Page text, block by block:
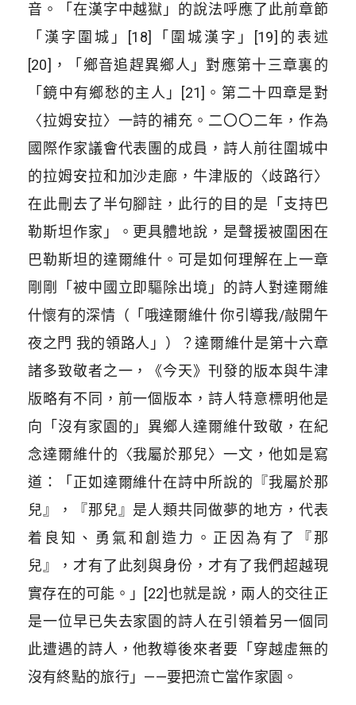
音。「在漢字中越獄」的說法呼應了此前章節
「漢字圍城」[18]「圍城漢字」[19]的表述
[20]，「鄉音追趕異鄉人」對應第十三章裏的
「鏡中有鄉愁的主人」[21]。第二十四章是對
〈拉姆安拉〉一詩的補充。二〇〇二年，作為
國際作家議會代表團的成員，詩人前往圍城中
的拉姆安拉和加沙走廊，牛津版的〈歧路行〉
在此刪去了半句腳註，此行的目的是「支持巴
勒斯坦作家」。更具體地說，是聲援被圍困在
巴勒斯坦的達爾維什。可是如何理解在上一章
剛剛「被中國立即驅除出境」的詩人對達爾維
什懷有的深情（「哦達爾維什 你引導我/敲開午
夜之門 我的領路人」）？達爾維什是第十六章
諸多致敬者之一，《今天》刊發的版本與牛津
版略有不同，前一個版本，詩人特意標明他是
向「沒有家園的」異鄉人達爾維什致敬，在紀
念達爾維什的〈我屬於那兒〉一文，他如是寫
道：「正如達爾維什在詩中所說的『我屬於那
兒』，『那兒』是人類共同做夢的地方，代表
着良知、勇氣和創造力。正因為有了『那
兒』，才有了此刻與身份，才有了我們超越現
實存在的可能。」[22]也就是說，兩人的交往正
是一位早已失去家園的詩人在引領着另一個同
此遭遇的詩人，他教導後來者要「穿越虛無的
沒有終點的旅行」——要把流亡當作家園。